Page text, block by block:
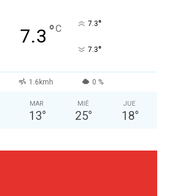
7.3 °C 7.3°
7.3°
1.6kmh 0 %
MAR
13°
MIÉ
25°
JUE
18°